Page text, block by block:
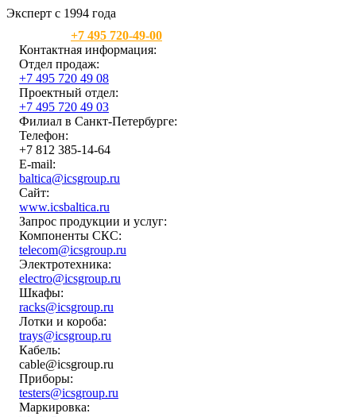
Эксперт с 1994 года
+7 495 720-49-00
Контактная информация:
Отдел продаж:
+7 495 720 49 08
Проектный отдел:
+7 495 720 49 03
Филиал в Санкт-Петербурге:
Телефон:
+7 812 385-14-64
E-mail:
baltica@icsgroup.ru
Сайт:
www.icsbaltica.ru
Запрос продукции и услуг:
Компоненты СКС:
telecom@icsgroup.ru
Электротехника:
electro@icsgroup.ru
Шкафы:
racks@icsgroup.ru
Лотки и короба:
trays@icsgroup.ru
Кабель:
cable@icsgroup.ru
Приборы:
testers@icsgroup.ru
Маркировка: